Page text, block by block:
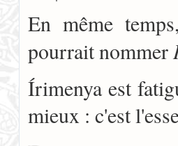
En même
pourrait nommer
Írimenya est
mieux : c'est